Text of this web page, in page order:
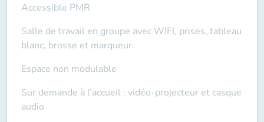
Accessible PMR
Salle de travail en groupe avec WIFI, prises, tableau
blanc, brosse et marqueur.
Espace non modulable
Sur demande à l’accueil : vidéo-projecteur et casque
audio